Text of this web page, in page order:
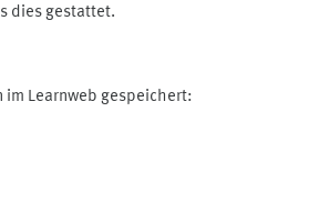
dies gestattet.
im Learnweb gespeichert: